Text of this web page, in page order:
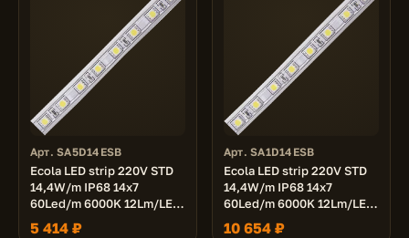
Арт. SA5D14ESB
Ecola LED strip 220V STD
14,4W/m IP68 14x7
60Led/m 6000K 12Lm/LED
720Lm/m лента 50м.
5 414 ₽
Арт. SA1D14ESB
Ecola LED strip 220V STD
14,4W/m IP68 14x7
60Led/m 6000K 12Lm/LED
720Lm/m лента 100м.
10 654 ₽